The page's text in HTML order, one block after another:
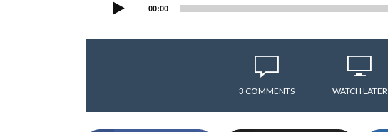
00:00
3 COMMENTS WATCH LATER